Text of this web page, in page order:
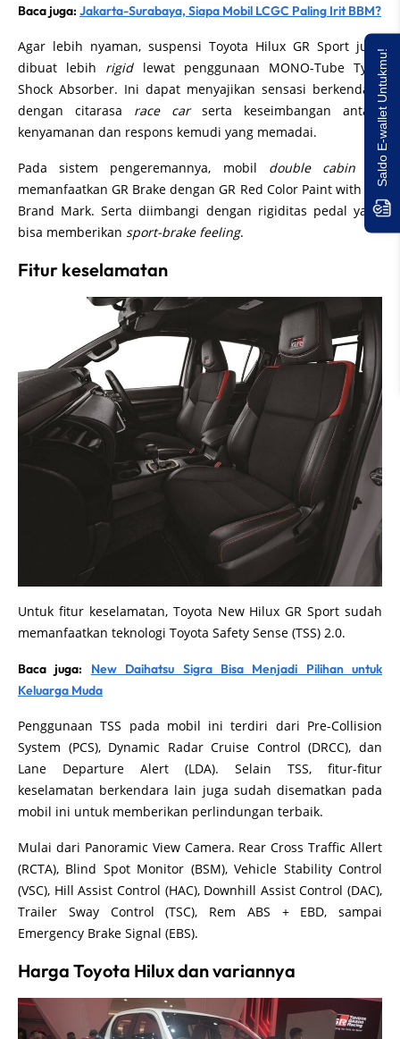
Baca juga: Jakarta-Surabaya, Siapa Mobil LCGC Paling Irit BBM?
Agar lebih nyaman, suspensi Toyota Hilux GR Sport juga
dibuat lebih rigid lewat penggunaan MONO-Tube Type
Shock Absorber. Ini dapat menyajikan sensasi berkendara
dengan citarasa race carserta keseimbangan antara
kenyamanan dan respons kemudi yang memadai.
Pada sistem pengeremannya, mobil double cabin
ini
memanfaatkan GR Brake dengan GR Red Color Paint with GR
Brand Mark. Serta diimbangi dengan rigiditas pedal yang
bisa memberikan sport-brake feeling.
Fitur keselamatan
Untuk fitur keselamatan, Toyota New Hilux GR Sport sudah
memanfaatkan teknologi Toyota Safety Sense (TSS) 2.0.
Baca juga: New Daihatsu Sigra Bisa Menjadi Pilihan untuk
Keluarga Muda
Penggunaan TSS pada mobil ini terdiri dari Pre-Collision
System (PCS), Dynamic Radar Cruise Control (DRCC), dan
Lane Departure Alert (LDA). Selain TSS, fitur-fitur
keselamatan berkendara lain juga sudah disematkan pada
mobil ini untuk memberikan perlindungan terbaik.
Mulai dari Panoramic View Camera. Rear Cross Traffic Allert
(RCTA), Blind Spot Monitor (BSM), Vehicle Stability Control
(VSC), Hill Assist Control (HAC), Downhill Assist Control (DAC),
Trailer Sway Control (TSC), Rem ABS + EBD, sampai
Emergency Brake Signal (EBS).
Harga Toyota Hilux dan variannya
Saldo E-wallet Untukmu!